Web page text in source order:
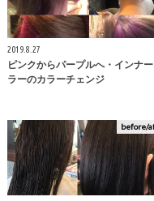
2019.8.27
ピンクからパープルへ・インナ
ラーのカラーチェンジ
before/